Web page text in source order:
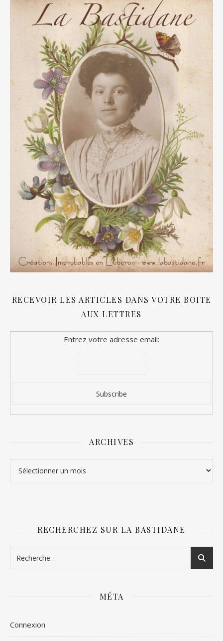
RECEVOIR LES ARTICLES DANS VOTRE BOITE
AUX LETTRES
Entrez votre adresse email:
ARCHIVES
RECHERCHEZ SUR LA BASTIDANE
MÉTA
Connexion